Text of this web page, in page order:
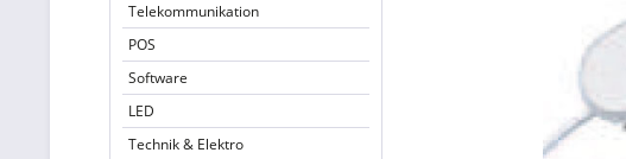
Telekommunikation
POS
Software
LED
Technik & Elektro